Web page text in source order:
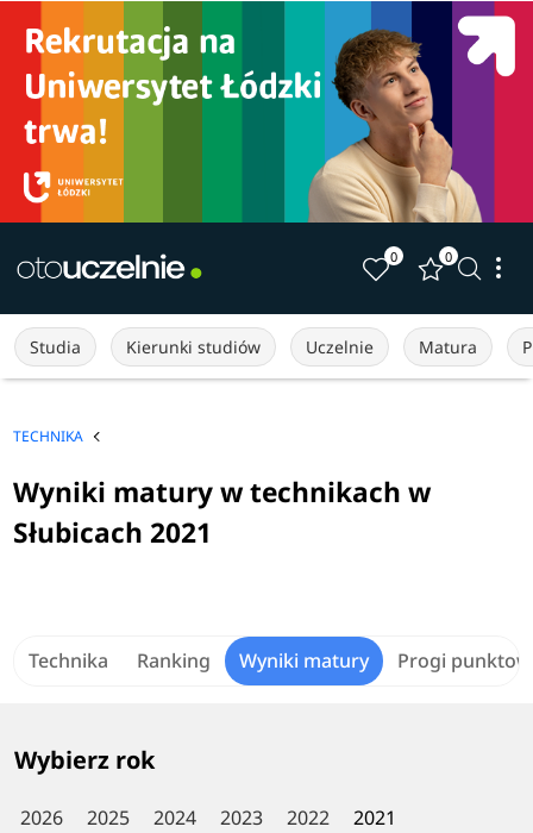
0 0
Studia Kierunki studiów Uczelnie Matura
TECHNIKA
Wyniki matury w technikach w
Słubicach 2021
Technika Ranking Wyniki matury Progi
Wybierz rok
2026 2025 2024 2023 2022 2021